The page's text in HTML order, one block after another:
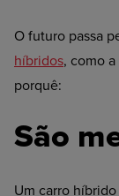
O futuro passa
híbridos, como
porquê:
São
Um carro